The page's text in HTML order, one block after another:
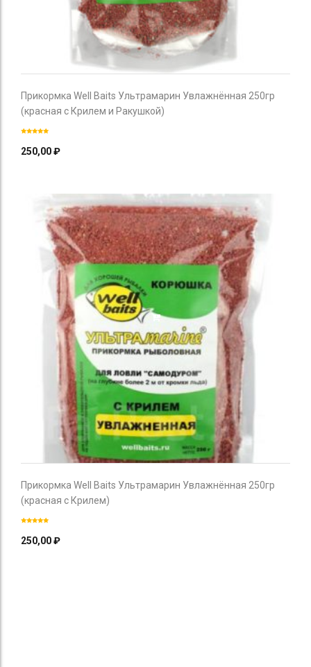
Прикормка Well Baits Ультрамарин Увлажнённая 250гр
(красная с Крилем и Ракушкой)
250,00₽
Прикормка Well Baits Ультрамарин Увлажнённая 250гр
(красная с Крилем)
250,00₽